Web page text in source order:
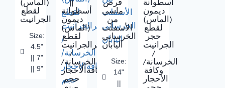
(الماس)
لقطع
الجرانيت
Size:
4.5"
|| 7"
|| 9"
||
أسطوانة
ديمون
(الماس)
لقطع
حجرالجرانيت
/
الخرسانة/
وكافةالأحجار
حجم
قرص
ماسي
من
الأسفلت
الخرساني
اليابان
Size:
14"
||
أسطوانة
ديمون
(الماس)
لقطع
حجر
الجرانيت
/
الخرسانة/
وكافة
الأحجار